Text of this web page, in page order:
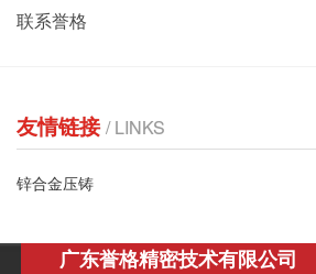
联系誉格
友情链接/ LINKS
锌合金压铸
广东誉格精密技术有限公司